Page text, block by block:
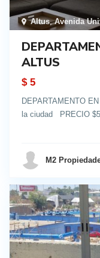
Altus,Avenida
ALTUS
$ 5
DEPARTAMENTO
la ciudad PRECIO
M2